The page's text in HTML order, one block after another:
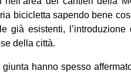
bicicletta sapendo bene
già esistenti,
della città.
hanno spesso